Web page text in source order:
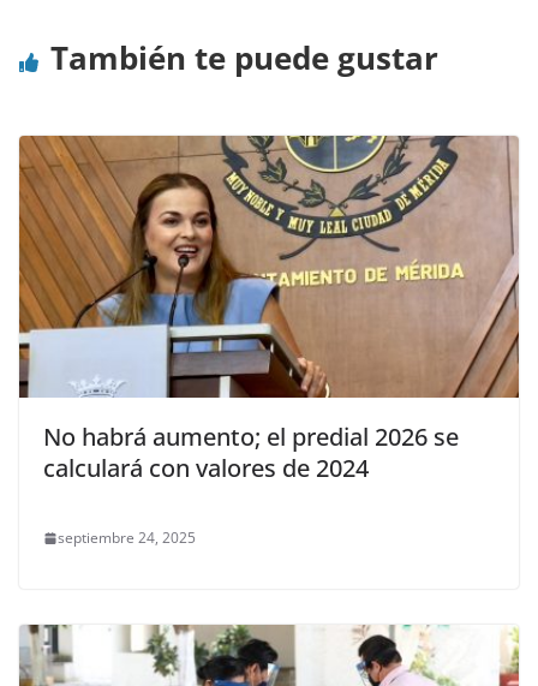
También te puede gustar
No habrá aumento; el predial 2026 se
calculará con valores de 2024
septiembre 24, 2025